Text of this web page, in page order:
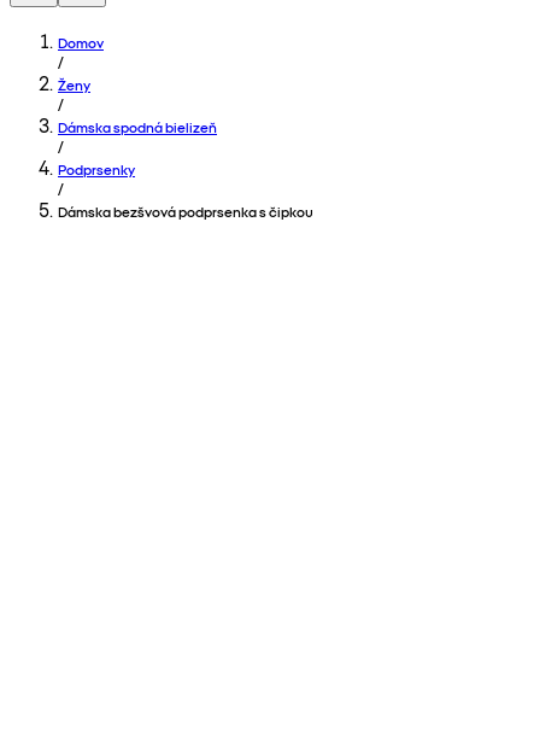
Domov
/
Ženy
/
Dámska spodná bielizeň
/
Podprsenky
/
Dámska bezšvová podprsenka s čipkou